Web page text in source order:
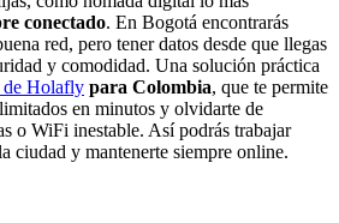
conectado. En Bogotá encontrarás
red, pero tener datos desde que llegas
y comodidad. Una solución práctica
de Holafly para Colombia, que te permite
en minutos y olvidarte de
o WiFi inestable. Así podrás trabajar
ciudad y mantenerte siempre online.